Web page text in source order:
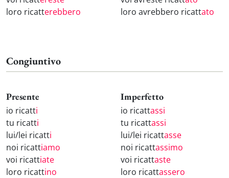
loro ricatterebbero
loro avrebbero ricattato
Congiuntivo
Presente
io ricatti
tu ricatti
lui/lei ricatti
noi ricattiamo
voi ricattiate
loro ricattino
Imperfetto
io ricattassi
tu ricattassi
lui/lei ricattasse
noi ricattassimo
voi ricattaste
loro ricattassero